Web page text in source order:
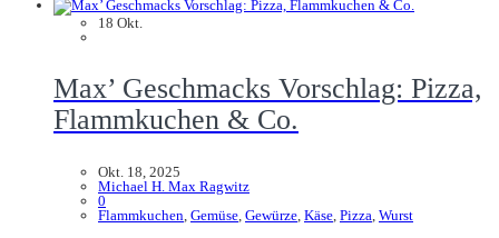
18 Okt.
Max’ Geschmacks Vorschlag: Pizza,
Flammkuchen & Co.
Okt. 18, 2025
Michael H. Max Ragwitz
0
Flammkuchen Gemüse Gewürze Käse Pizza Wurst